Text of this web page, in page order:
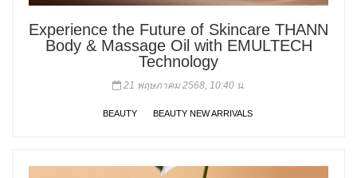
Experience the Future of Skincare THANN
Body & Massage Oil with EMULTECH
Technology
21 พฤษภาคม 2568, 10:40 น.
BEAUTY BEAUTY NEW ARRIVALS